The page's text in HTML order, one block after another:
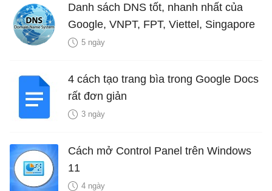
Danh sách DNS tốt, nhanh nhất của
Google, VNPT, FPT, Viettel, Singapore
5 ngày
4 cách tạo trang bìa trong Google Docs
rất đơn giản
3 ngày
Cách mở Control Panel trên Windows
11
4 ngày